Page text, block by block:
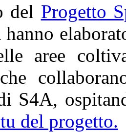
del Progetto
aree
che
S4A,
del progetto.